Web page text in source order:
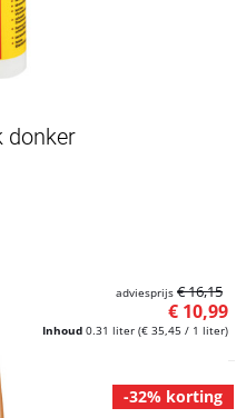
donker
Inhoud 0.31 liter (€ 35,45 / 1 liter)
€ 10,99
adviesprijs € 16,15
-32% korting